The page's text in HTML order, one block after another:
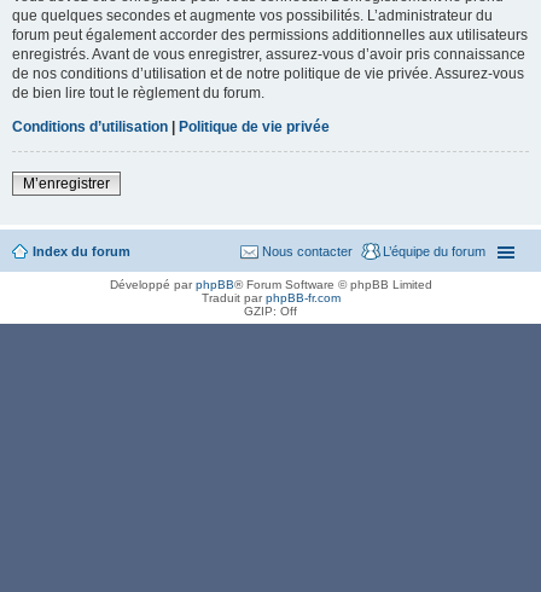
que quelques secondes et augmente vos possibilités. L’administrateur du
forum peut également accorder des permissions additionnelles aux utilisateurs
enregistrés. Avant de vous enregistrer, assurez-vous d’avoir pris connaissance
de nos conditions d’utilisation et de notre politique de vie privée. Assurez-vous
de bien lire tout le règlement du forum.
Conditions d’utilisation | Politique de vie privée
M’enregistrer
Index du forum L’équipe du forum
Nous contacter
Développé parphpBB® Forum Software © phpBB Limited
Traduit parphpBB-fr.com
GZIP: Off